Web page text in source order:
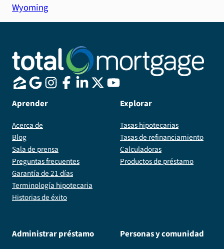
Wyoming
Aprender
Acerca de
Blog
Sala de prensa
Preguntas frecuentes
Garantía de 21 días
Terminología hipotecaria
Historias de éxito
Explorar
Tasas hipotecarias
Tasas de refinanciamiento
Calculadoras
Productos de préstamo
Administrar préstamo Personas y comunidad